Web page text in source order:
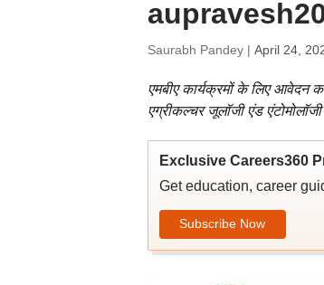
Saurabh Pandey | April 24,
एमबीए कार्यक्रमों के लिए आवेदन
एग्रीकल्चर जूलॉजी एंड
Exclusive Careers360
Get education, career
Subscribe Now